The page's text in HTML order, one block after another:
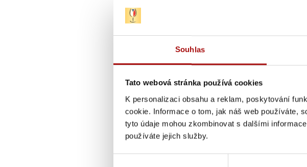
Souhlas
Tato webová stránka používá cookies
K personalizaci obsahu a reklam, poskytování
cookie. Informace o tom, jak náš web používáte,
tyto údaje mohou zkombinovat s dalšími
používáte jejich služby.